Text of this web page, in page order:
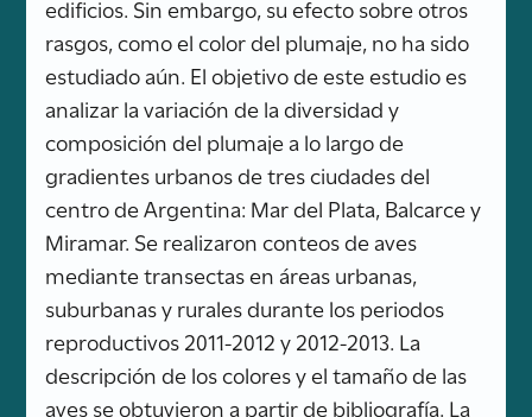
edificios. Sin embargo, su efecto sobre otros
rasgos, como el color del plumaje, no ha sido
estudiado aún. El objetivo de este estudio es
analizar la variación de la diversidad y
composición del plumaje a lo largo de
gradientes urbanos de tres ciudades del
centro de Argentina: Mar del Plata, Balcarce y
Miramar. Se realizaron conteos de aves
mediante transectas en áreas urbanas,
suburbanas y rurales durante los periodos
reproductivos 2011-2012 y 2012-2013. La
descripción de los colores y el tamaño de las
aves se obtuvieron a partir de bibliografía. La